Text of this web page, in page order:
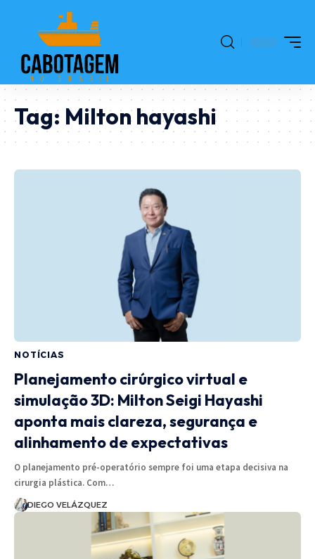
Tag: Milton hayashi
NOTÍCIAS
Planejamento cirúrgico virtual e
simulação 3D: Milton Seigi Hayashi
aponta mais clareza, segurança e
alinhamento de expectativas
O planejamento pré-operatório sempre foi uma etapa decisiva na
cirurgia plástica. Com…
DIEGO VELÁZQUEZ